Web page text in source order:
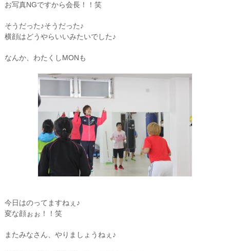
お写真NGですから会長！！笑
そうだった♪そうだった♪
横顔はどうやらいいみたいでした♪
なんか、わたくしMONも
今日はのってますねぇ♪
変な顔ぉぉ！！笑
またみなさん、やりましょうねぇ♪